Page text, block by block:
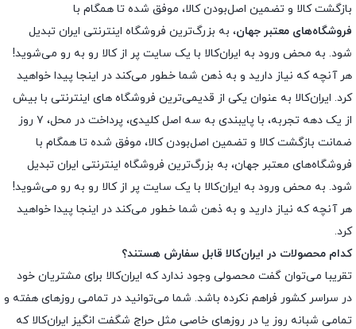
بازگشت کالا و تضمین اصل‌بودن کالا، موفق شده تا همگام با
فروشگاه‌های معتبر جهان، به بزرگ‌ترین فروشگاه اینترنتی ایران تبدیل
شود. به محض ورود به ایران‌کالا با یک سایت پر از کالا رو به رو می‌شوید!
هر آنچه که نیاز دارید و به ذهن شما خطور می‌کند در اینجا پیدا خواهید
کرد. ایران‌کالا به عنوان یکی از قدیمی‌ترین فروشگاه های اینترنتی با بیش
از یک دهه تجربه، با پایبندی به سه اصل کلیدی، پرداخت در محل، ۷ روز
ضمانت بازگشت کالا و تضمین اصل‌بودن کالا، موفق شده تا همگام با
فروشگاه‌های معتبر جهان، به بزرگ‌ترین فروشگاه اینترنتی ایران تبدیل
شود. به محض ورود به ایران‌کالا با یک سایت پر از کالا رو به رو می‌شوید!
هر آنچه که نیاز دارید و به ذهن شما خطور می‌کند در اینجا پیدا خواهید
کرد.
کدام محصولات در ایران‌کالا قابل سفارش هستند؟
تقریبا می‌توان گفت محصولی وجود ندارد که ایران‌کالا برای مشتریان خود
در سراسر کشور فراهم نکرده باشد. شما می‌توانید در تمامی روزهای هفته و
تمامی شبانه روز یا در روزهای خاصی مثل حراج شگفت انگیز ایران‌کالا که